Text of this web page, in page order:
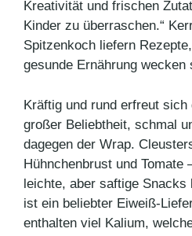
Kreativität und frischen
Kinder zu überraschen.“
Spitzenkoch liefern
gesunde Ernährung wecken
Kräftig und rund erfreut sich
großer Beliebtheit, schmal
dagegen der Wrap.
Hühnchenbrust und Tomate
leichte, aber saftige Snacks
ist ein beliebter Eiweiß-
enthalten viel Kalium,